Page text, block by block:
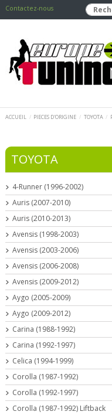
Contactez-nous
ACCUEIL PIECES D'ORIGINE TOYOTA
TOYOTA
4-Runner (1996-2002)
Auris (2007-2010)
Auris (2010-2013)
Avensis (1998-2003)
Avensis (2003-2006)
Avensis (2006-2008)
Avensis (2009-2012)
Aygo (2005-2009)
Aygo (2009-2012)
Carina (1988-1992)
Carina (1992-1997)
Celica (1994-1999)
Corolla (1987-1992)
Corolla (1992-1997)
Corolla (1987-1992) Liftback